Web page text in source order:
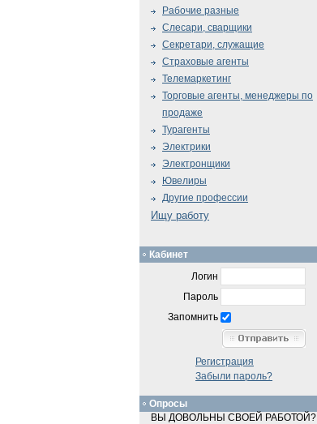
Рабочие разные
Слесари, сварщики
Секретари, служащие
Страховые агенты
Телемаркетинг
Торговые агенты, менеджеры по
продаже
Турагенты
Электрики
Электронщики
Ювелиры
Другие профессии
Ищу работу
Кабинет
Логин
Пароль
Запомнить
Регистрация
Забыли пароль?
Опросы
ВЫ ДОВОЛЬНЫ СВОЕЙ РАБОТОЙ?